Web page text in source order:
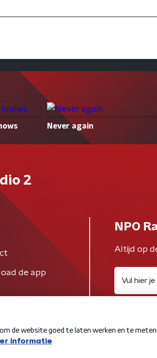
Never again
2
de app
NPO
Altijd op